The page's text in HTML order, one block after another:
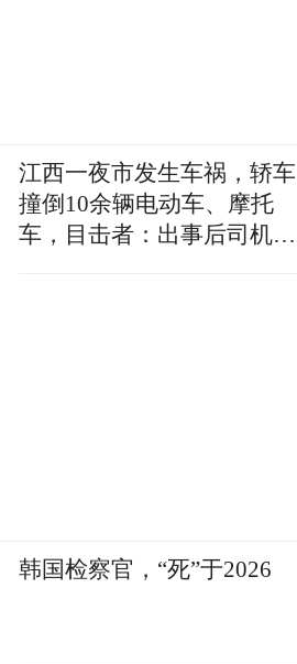
江西一夜市发生车祸，轿车
撞倒10余辆电动车、摩托
车，目击者：出事后司机一
韩国检察官，“死”于2026